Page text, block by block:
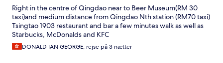
Right in the centre of Qingdao near to Beer Museum(RM 30
taxi)and medium distance from Qingdao Nth station (RM70 taxi)
Tsingtao 1903 restaurant and bar a few minutes walk as well as
Starbucks, McDonalds and KFC
DONALD IAN GEORGE, rejse på 3 nætter